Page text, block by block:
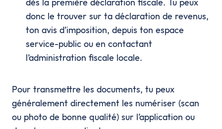
donc le trouver sur ta déclaration de revenus,
ton avis d’imposition, depuis ton espace
service-public ou en contactant
l’administration fiscale locale.
Pour transmettre les documents, tu peux
généralement directement les numériser (scan
ou photo de bonne qualité) sur l’application ou